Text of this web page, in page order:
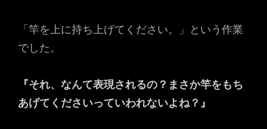
「竿を上に持ち上げてください。」という作業
でした。
『それ、なんて表現されるの？まさか竿をもち
あげてくださいっていわれないよね？』